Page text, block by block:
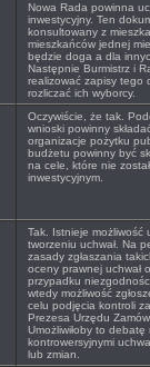
Nowa Rada powinna
inwestycyjny. Ten
konsultowany z
mieszkańców jednej
będzie doga a dla
Następnie Burmistrz i
realizować zapisy tego
rozliczać ich wyborcy.
Oczywiście, że tak.
wnioski powinny
organizacje pożytku
budżetu powinny być
na cele, które nie
inwestycyjnym.
Tak. Istnieje możliwość
tworzeniu uchwał. Na
zasady zgłaszania
oceny prawnej uchwał
przypadku
wtedy możliwość
celu podjęcia kontroli
Prezesa Urzędu
Umożliwiłoby to
kontrowersyjnymi
lub zmian.